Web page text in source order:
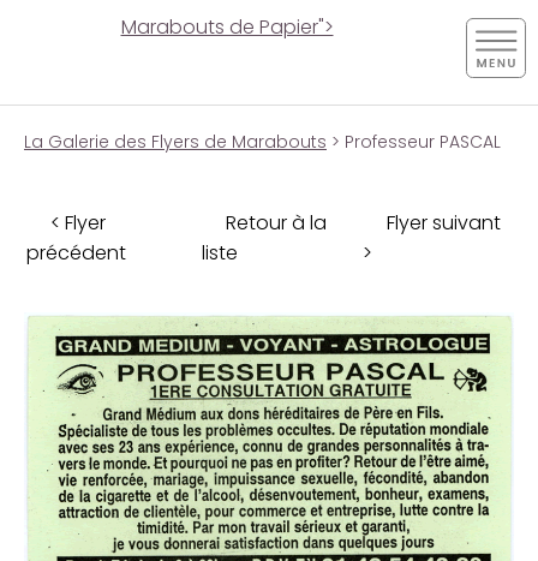
Marabouts de Papier">
La Galerie des Flyers de Marabouts > Professeur PASCAL
< Flyer
précédent
Retour à la
liste
Flyer suivant
>